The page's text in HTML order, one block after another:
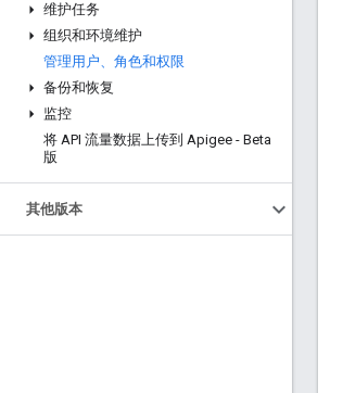
维护任务
组织和环境维护
管理用户、角色和权限
备份和恢复
监控
将 API 流量数据上传到 Apigee - Beta
版
其他版本